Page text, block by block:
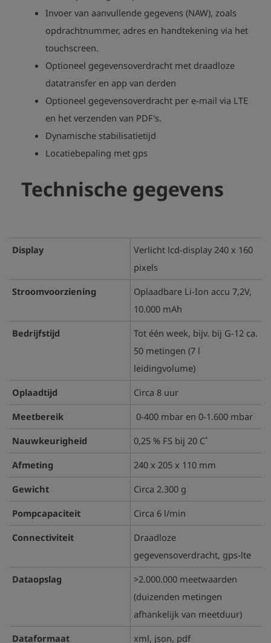
Invoer van aanvullende gegevens (NAW), zoals
opdrachtnummer, adres en handtekening via het
touchscreen.
Optioneel gegevensoverdracht met draadloze
datatransfer en app van derden
Optioneel gegevensoverdracht per e-mail via LTE
en het verzenden van PDF's.
Dynamische stabilisatietijd
Locatiebepaling met gps
play_arrow
Technische gegevens
Display
Verlicht lcd-display 240 x 160
pixels
Stroomvoorziening
Oplaadbare Li-Ion accu 7,2V,
10.000 mAh
Bedrijfstijd
Tot één week, bijv. bij G-12 ca.
50 metingen (7 l
leidingvolume)
Oplaadtijd
Circa 8 uur
Meetbereik
0-400 mbar en 0-1.600 mbar
Nauwkeurigheid
0,25 % FS bij 20 C˚
Afmeting
240 x 205 x 110 mm
Gewicht
Circa 2.300 g
Pompcapaciteit
Circa 6 l/min
Connectiviteit
Draadloze
gegevensoverdracht, gps-lte
Dataopslag
>2.000.000 meetwaarden
(duizenden metingen
afhankelijk van meetduur)
Dataformaat
xml, json, pdf